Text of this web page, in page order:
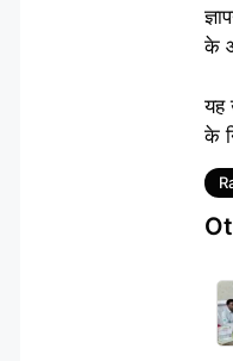
के
यह
के